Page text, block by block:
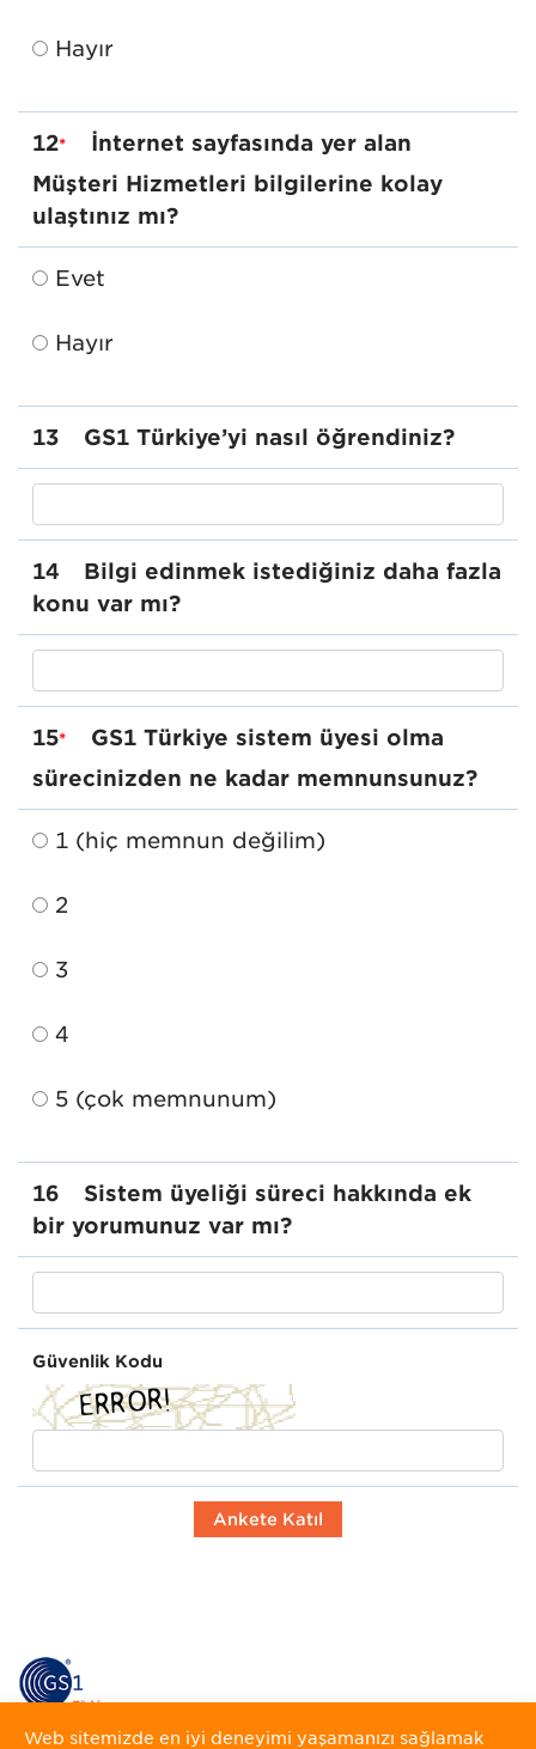
Hayır
12*
İnternet sayfasında yer alan
Müşteri Hizmetleri bilgilerine kolay
ulaştınız mı?
Evet
Hayır
13 GS1 Türkiye’yi nasıl öğrendiniz?
14
Bilgi edinmek istediğiniz daha fazla
konu var mı?
15*
GS1 Türkiye sistem üyesi olma
sürecinizden ne kadar memnunsunuz?
1 (hiç memnun değilim)
2
3
4
5 (çok memnunum)
16
Sistem üyeliği süreci hakkında ek
bir yorumunuz var mı?
Güvenlik Kodu
Web sitemizde en iyi deneyimi yaşamanızı sağlamak